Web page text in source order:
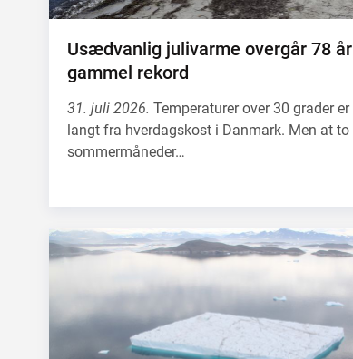
Usædvanlig julivarme overgår 78 år
gammel rekord
31. juli 2026.Temperaturer over 30 grader er
langt fra hverdagskost i Danmark. Men at to
sommermåneder…